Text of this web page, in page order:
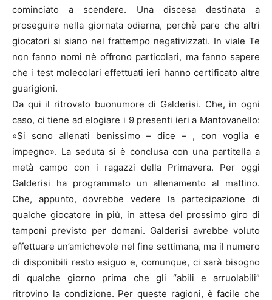
cominciato a scendere. Una discesa destinata a
proseguire nella giornata odierna, perchè pare che altri
giocatori si siano nel frattempo negativizzati. In viale Te
non fanno nomi nè offrono particolari, ma fanno sapere
che i test molecolari effettuati ieri hanno certificato altre
guarigioni.
Da qui il ritrovato buonumore di Galderisi. Che, in ogni
caso, ci tiene ad elogiare i 9 presenti ieri a Mantovanello:
«Si sono allenati benissimo – dice – , con voglia e
impegno». La seduta si è conclusa con una partitella a
metà campo con i ragazzi della Primavera. Per oggi
Galderisi ha programmato un allenamento al mattino.
Che, appunto, dovrebbe vedere la partecipazione di
qualche giocatore in più, in attesa del prossimo giro di
tamponi previsto per domani. Galderisi avrebbe voluto
effettuare un’amichevole nel fine settimana, ma il numero
di disponibili resto esiguo e, comunque, ci sarà bisogno
di qualche giorno prima che gli “abili e arruolabili”
ritrovino la condizione. Per queste ragioni, è facile che